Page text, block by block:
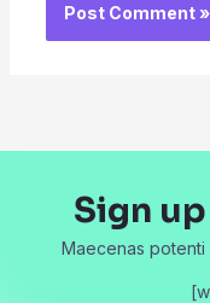
Sign
Maecenas